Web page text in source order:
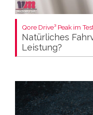
Qore Drive³ Peak im
Natürliches
Leistung?